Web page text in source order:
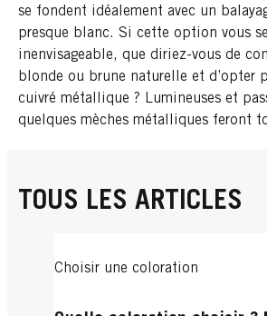
se fondent idéalement avec un
presque blanc. Si cette option vous
inenvisageable, que diriez-vous de
blonde ou brune naturelle et d’opter
cuivré métallique ? Lumineuses et
quelques mèches métalliques feront
TOUS LES ARTICLES
Choisir une coloration